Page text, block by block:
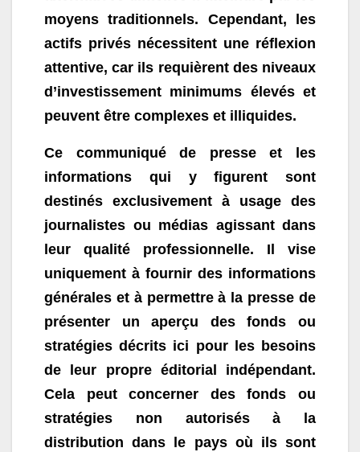
moyens traditionnels. Cependant, les
actifs privés nécessitent une réflexion
attentive, car ils requièrent des niveaux
d’investissement minimums élevés et
peuvent être complexes et illiquides.
Ce communiqué de presse et les
informations qui y figurent sont
destinés exclusivement à usage des
journalistes ou médias agissant dans
leur qualité professionnelle. Il vise
uniquement à fournir des informations
générales et à permettre à la presse de
présenter un aperçu des fonds ou
stratégies décrits ici pour les besoins
de leur propre éditorial indépendant.
Cela peut concerner des fonds ou
stratégies non autorisés à la
distribution dans le pays où ils sont